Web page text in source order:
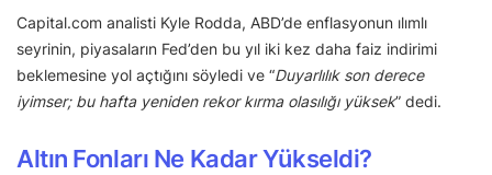
Capital.com analisti Kyle Rodda, ABD’de enflasyonun ılımlı
seyrinin, piyasaların Fed’den bu yıl iki kez daha faiz indirimi
beklemesine yol açtığını söyledi ve “Duyarlılık son derece
iyimser; bu hafta yeniden rekor kırma olasılığı yüksek” dedi.
Altın Fonları Ne Kadar Yükseldi?